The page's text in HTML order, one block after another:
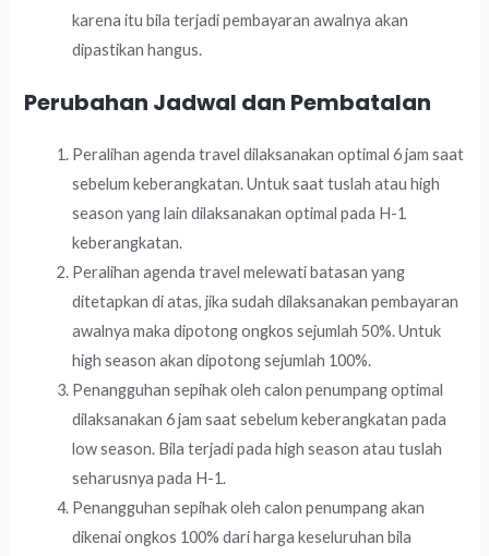
karena itu bila terjadi pembayaran awalnya akan
dipastikan hangus.
Perubahan Jadwal dan Pembatalan
Peralihan agenda travel dilaksanakan optimal 6 jam saat
sebelum keberangkatan. Untuk saat tuslah atau high
season yang lain dilaksanakan optimal pada H-1
keberangkatan.
Peralihan agenda travel melewati batasan yang
ditetapkan di atas, jika sudah dilaksanakan pembayaran
awalnya maka dipotong ongkos sejumlah 50%. Untuk
high season akan dipotong sejumlah 100%.
Penangguhan sepihak oleh calon penumpang optimal
dilaksanakan 6 jam saat sebelum keberangkatan pada
low season. Bila terjadi pada high season atau tuslah
seharusnya pada H-1.
Penangguhan sepihak oleh calon penumpang akan
dikenai ongkos 100% dari harga keseluruhan bila